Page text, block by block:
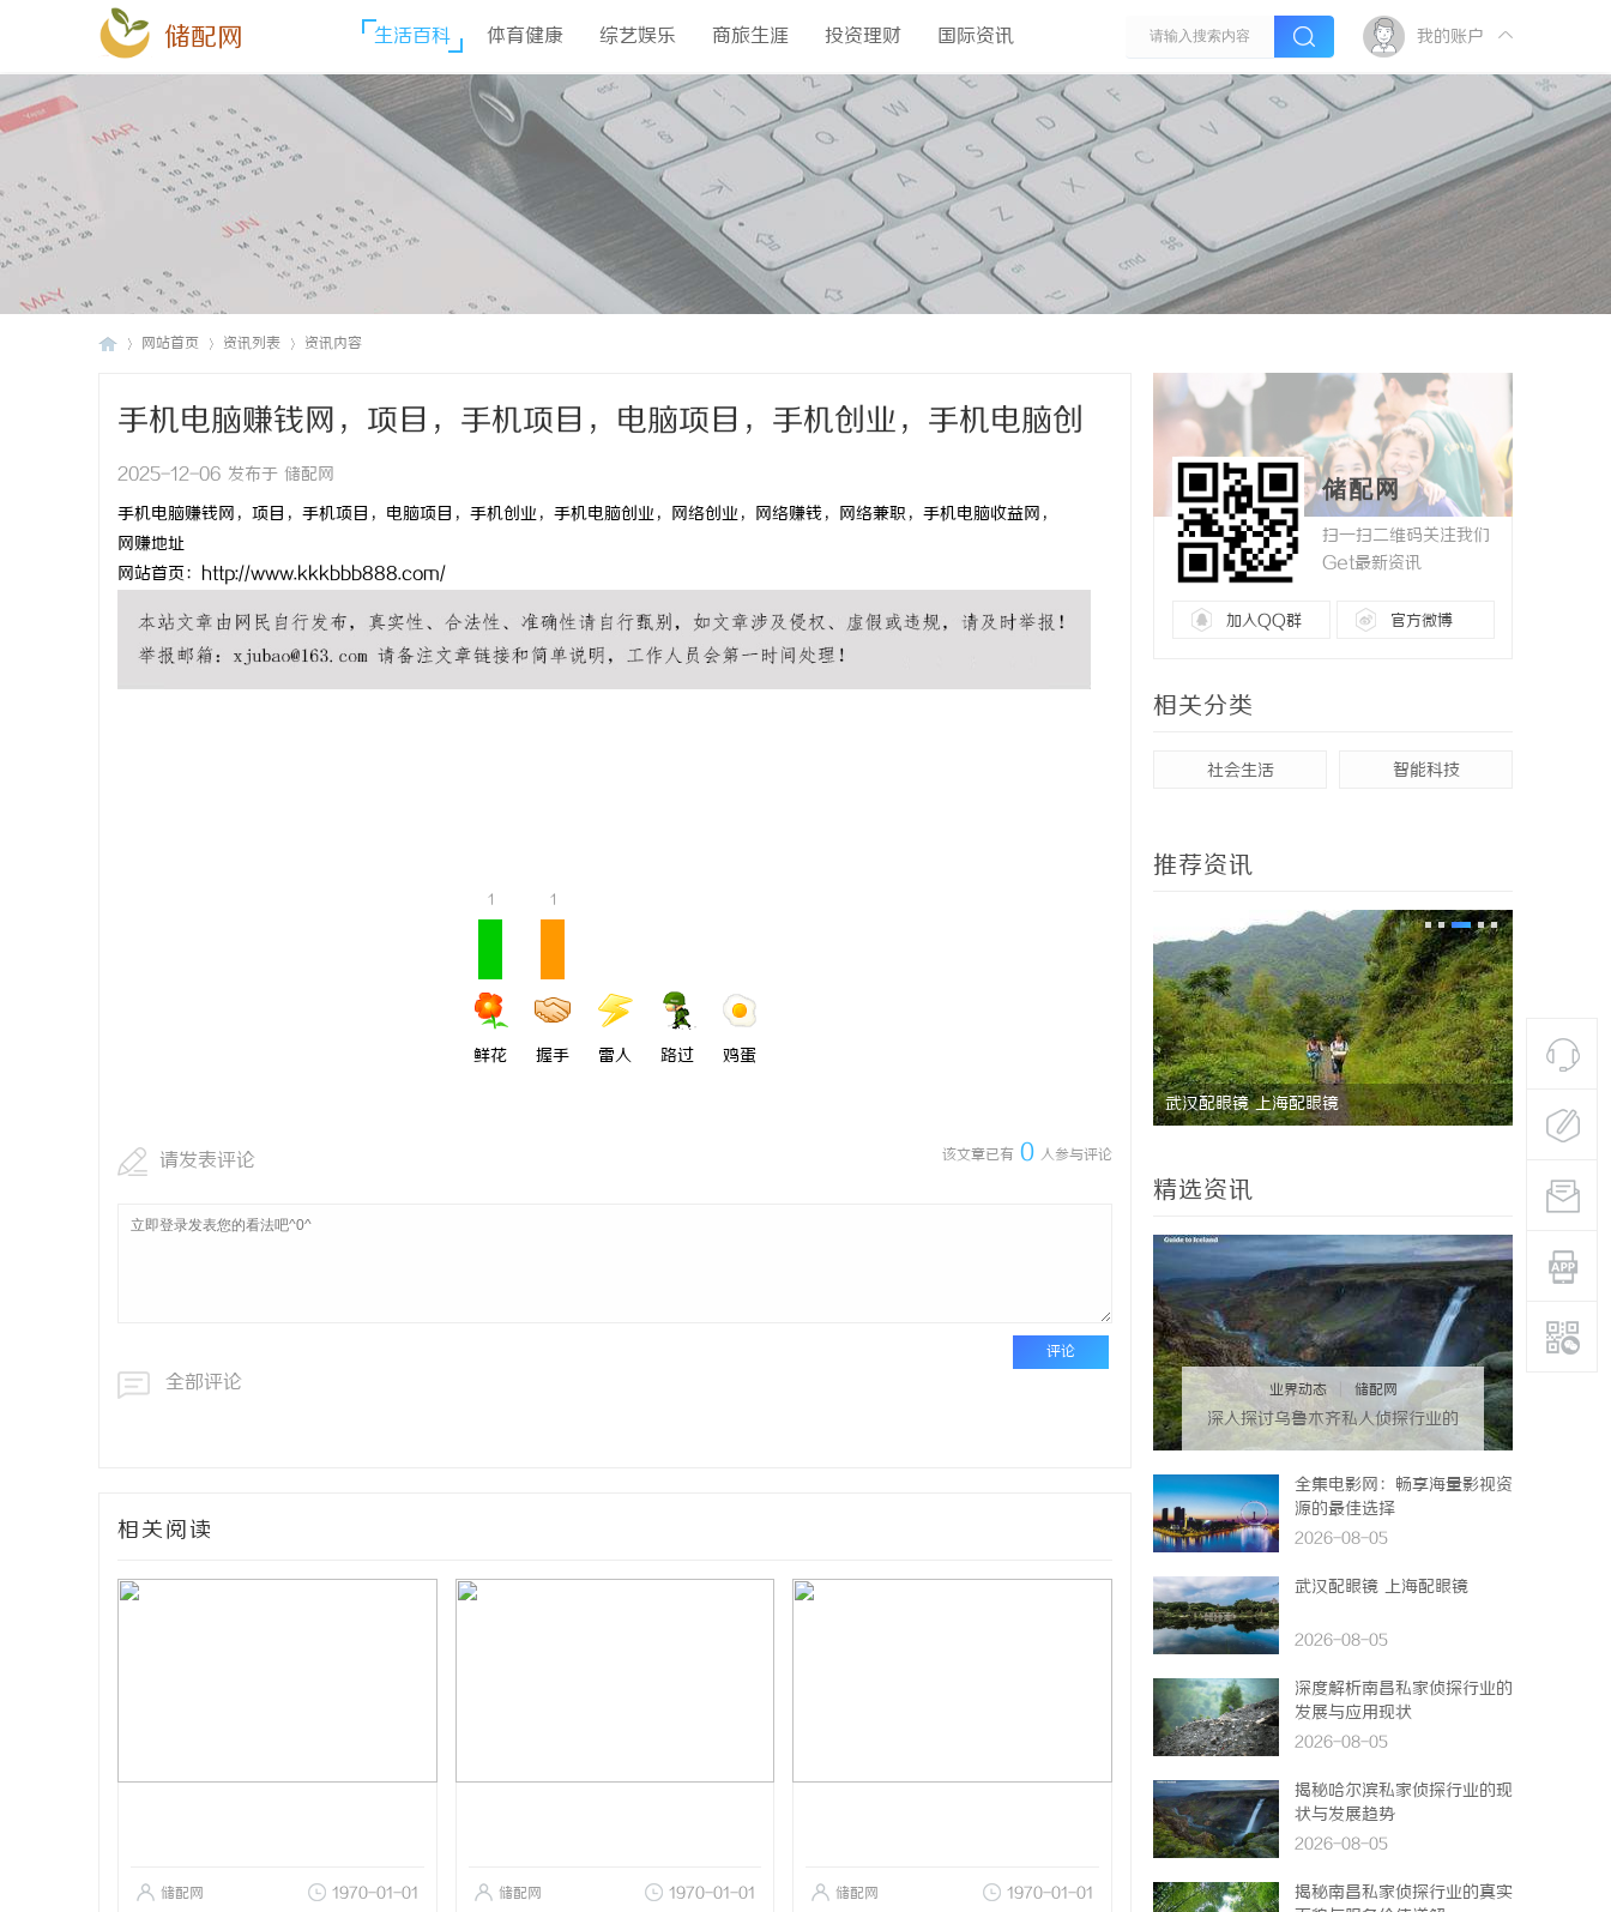
储配网 生活百科 体育健康 综艺娱乐 商旅生涯 投资理财 国际资讯 我的账户
网站首页 资讯列表 资讯内容
手机电脑赚钱网，项目，手机项目，电脑项目，手机创业，手机电脑创
业，网络创业，网络赚钱，网络兼职，手机电脑收益网，
2025-12-06 发布于 储配网
手机电脑赚钱网，项目，手机项目，电脑项目，手机创业，手机电脑创业，网络创业，网络赚钱，网络兼职，手机电脑收益网，
网赚地址
网站首页：http://www.kkkbbb888.com/
1
鲜花
1
握手 雷人 路过 鸡蛋
该文章已有 0 人参与评论
请发表评论
评论
全部评论
相关阅读
储配网 1970-01-01 储配网 1970-01-01 储配网 1970-01-01
储配网
扫一扫二维码关注我们
Get最新资讯
加入QQ群 官方微博
相关分类
社会生活 智能科技
推荐资讯
武汉配眼镜 上海配眼镜 揭秘沈阳
探服务的
精选资讯
业界动态 储配网
深入探讨乌鲁木齐私人侦探行业的
现状与发展趋势
全集电影网：畅享海量影视资
源的最佳选择
2026-08-05
武汉配眼镜 上海配眼镜
2026-08-05
深度解析南昌私家侦探行业的
发展与应用现状
2026-08-05
揭秘哈尔滨私家侦探行业的现
状与发展趋势
2026-08-05
揭秘南昌私家侦探行业的真实